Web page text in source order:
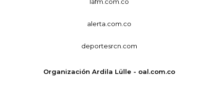
alerta.com.co
deportesrcn.com
Organización Ardila Lülle - oal.com.co